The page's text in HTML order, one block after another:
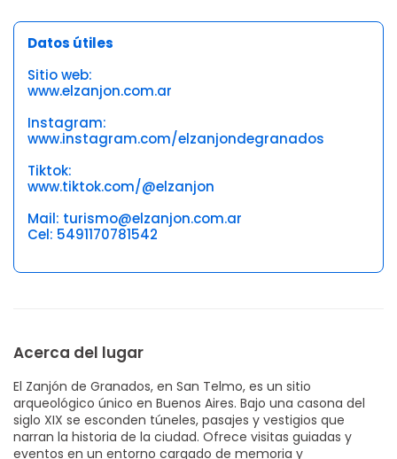
Datos útiles
Sitio web:
www.elzanjon.com.ar
Instagram:
www.instagram.com/elzanjondegranados
Tiktok:
www.tiktok.com/@elzanjon
Mail: turismo@elzanjon.com.ar
Cel: 5491170781542
Acerca del lugar
El Zanjón de Granados, en San Telmo, es un sitio
arqueológico único en Buenos Aires. Bajo una casona del
siglo XIX se esconden túneles, pasajes y vestigios que
narran la historia de la ciudad. Ofrece visitas guiadas y
eventos en un entorno cargado de memoria y